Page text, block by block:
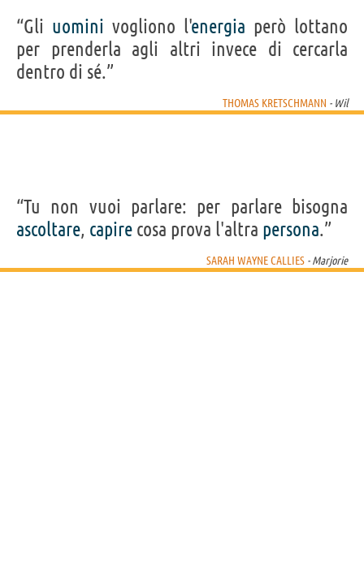
“Gli uomini vogliono l'energia però lottano
per prenderla agli altri invece di cercarla
dentro di sé.”
THOMAS KRETSCHMANN - Wil
“Tu non vuoi parlare: per parlare bisogna
ascoltare, capire cosa prova l'altra persona.”
SARAH WAYNE CALLIES - Marjorie